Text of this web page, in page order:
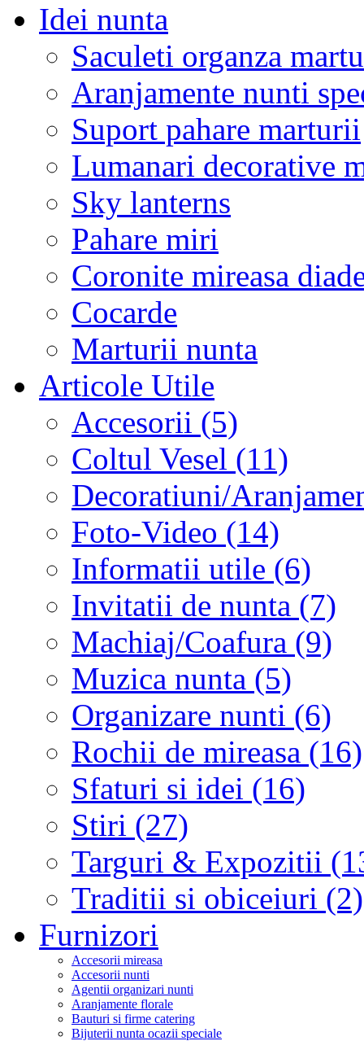
Idei nunta
Saculeti organza
Aranjamente nunti
Suport pahare marturii
Lumanari decorative
Sky lanterns
Pahare miri
Coronite mireasa
Cocarde
Marturii nunta
Articole Utile
Accesorii (5)
Coltul Vesel (11)
Decoratiuni/
Foto-Video (14)
Informatii utile (6)
Invitatii de nunta (7)
Machiaj/Coafura (9)
Muzica nunta (5)
Organizare nunti (6)
Rochii de mireasa (16)
Sfaturi si idei (16)
Stiri (27)
Targuri & Expozitii
Traditii si obiceiuri (2)
Furnizori
Accesorii mireasa
Accesorii nunti
Agentii organizari nunti
Aranjamente florale
Bauturi si firme catering
Bijuterii nunta ocazii speciale